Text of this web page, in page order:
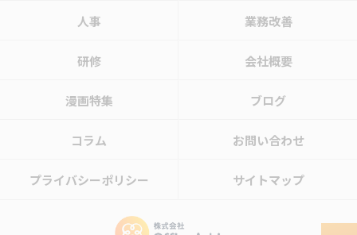
人事 業務改善
研修 会社概要
漫画特集 ブログ
コラム お問い合わせ
プライバシーポリシー サイトマップ